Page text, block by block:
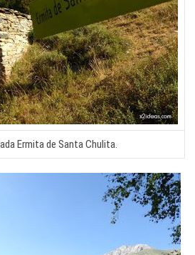
Ermita de Santa Chulita.